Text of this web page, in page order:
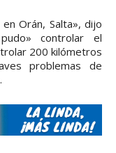
Orán, Salta», dijo
controlar el
200 kilómetros
problemas de